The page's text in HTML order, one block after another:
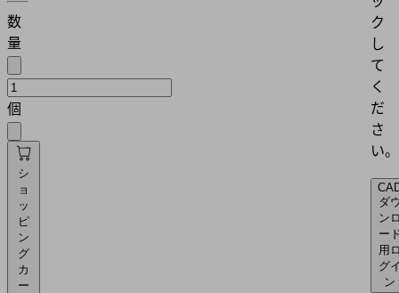
数
量
個
シ
ョ
ッ
ピ
ン
グ
カ
ー
ク
し
て
く
だ
さ
い。
ダ
ン
ー
用
グ
ン